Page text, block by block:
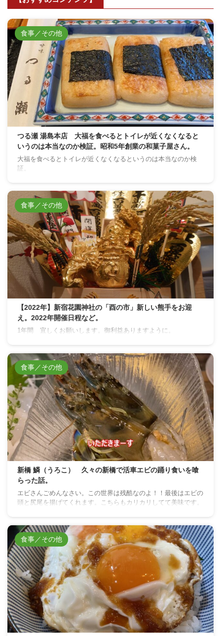
食事／その他
つる瀬 湯島本店 大福を食べるとトイレが近くなくなると
いうのは本当なのか検証。昭和5年創業の和菓子屋さん。
大福を食べるとトイレが近くなくなるというのは本当なのか検
証。
食事／その他
【2022年】新宿花園神社の「酉の市」新しい熊手をお迎
え。2022年開催日程など。
1年間 宜しくお願いします。御利益ありますように。
食事／その他
新橋 鱗（うろこ） 久々の新橋で活車エビの踊り食いを喰
らった話。
エビさんごめんなさい。この世界は残酷なのよ！！最後はエビの
頭と尻尾を揚げてくれます。こちらもカリカリしてて美味です。
食事／その他